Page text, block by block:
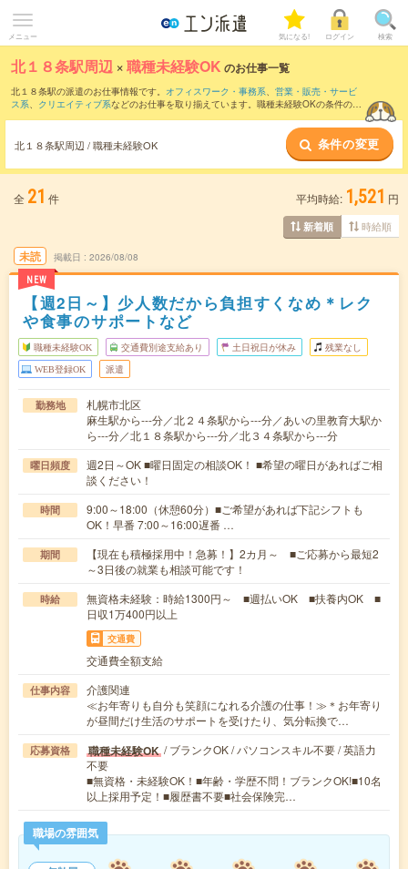
メニュー 気になる! ログイン 検索
北１８条駅周辺 ×職種未経験OK のお仕事一覧
北１８条駅の派遣のお仕事情報です。 オフィスワーク・事務系、 営業・販売・サービ
ス系、 クリエイティブ系などのお仕事を取り揃えています。職種未経験OKの条件の他
北１８条駅周辺 / 職種未経験OK 条件の変更
全 21 件 平均時給: 1,521 円
新着順 時給順
未読
NEW
掲載日 2026/08/08
【週2日～】少人数だから負担すくなめ＊レク
や食事のサポートなど
職種未経験OK 交通費別途支給あり 土日祝日が休み 残業なし
WEB登録OK 派遣
勤務地
札幌市北区
麻生駅から---分／北２４条駅から---分／あいの里教育大駅か
ら---分／北１８条駅から---分／北３４条駅から---分
曜日頻度
週2日～OK ■曜日固定の相談OK！ ■希望の曜日があればご相
談ください！
時間
9:00～18:00（休憩60分）■ご希望があれば下記シフトも
OK！早番 7:00～16:00遅番 …
期間
【現在も積極採用中！急募！】2カ月～ ■ご応募から最短2
～3日後の就業も相談可能です！
時給
無資格未経験：時給1300円～ ■週払いOK ■扶養内OK ■
日収1万400円以上
交通費
交通費全額支給
仕事内容
介護関連
≪お年寄りも自分も笑顔になれる介護の仕事！≫＊お年寄り
が昼間だけ生活のサポートを受けたり、気分転換で…
応募資格 職種未経験OK / ブランクOK / パソコンスキル不要 / 英語力
不要
■無資格・未経験OK！■年齢・学歴不問！ブランクOK!■10名
以上採用予定！■履歴書不要■社会保険完…
職場の雰囲気